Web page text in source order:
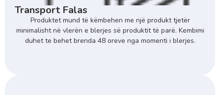
Transport Falas
Produktet mund të këmbehen me një produkt tjetër
minimalisht në vlerën e blerjes së produktit të parë. Kembimi
duhet te behet brenda 48 oreve nga momenti i blerjes.